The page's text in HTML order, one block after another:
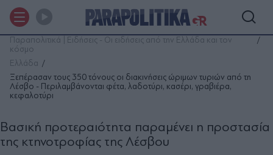
Παραπολιτικά | Ειδήσεις - Οι ειδήσεις από την Ελλάδα και τον
κόσμο
Ελλάδα
Ξεπέρασαν τους 350 τόνους οι διακινήσεις ώριμων τυριών από τη
Λέσβο - Περιλαμβάνονται φέτα, λαδοτύρι, κασέρι, γραβιέρα,
κεφαλοτύρι
Βασική προτεραιότητα παραμένει η προστασία
της κτηνοτροφίας της Λέσβου